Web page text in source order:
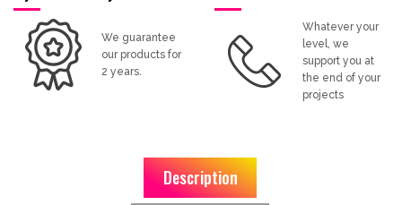
We guarantee
our products for
2 years.
Whatever your
level, we
support you at
the end of your
projects
Description